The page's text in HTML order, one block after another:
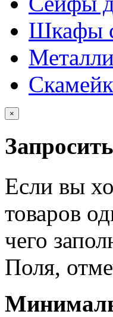
Шкафы
×
Если вы
товаров
чего
Поля,